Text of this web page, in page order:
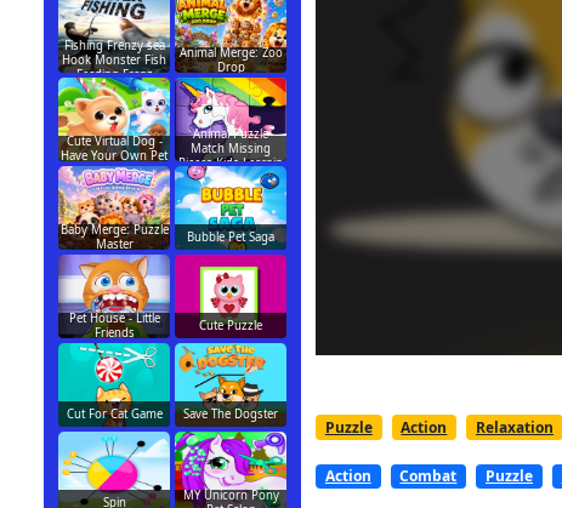
Puzzle Action Relaxation
Action Combat Puzzle
Fishing Frenzy sea
Hook Monster Fish
Feeding Frenz
Animal Merge: Zoo
Drop
Cute Virtual Dog -
Have Your Own Pet
Animal Puzzle
Match Missing
Pieces Kids Learnin
Baby Merge: Puzzle
Master
Bubble Pet Saga
Pet House - Little
Friends
Cute Puzzle
Cut For Cat Game Save The Dogster
Spin
MY Unicorn Pony